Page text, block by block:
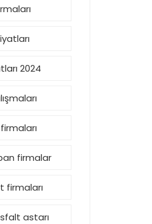
2024
firmalar
firmaları
astarı